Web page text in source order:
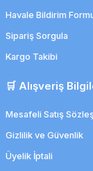
Havale Bildirim
Sipariş Sorgula
Kargo Takibi
🛒 Alışveriş
Mesafeli Satış
Gizlilik ve Güvenlik
Üyelik İptali